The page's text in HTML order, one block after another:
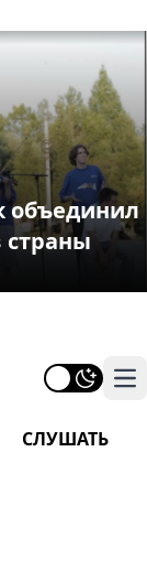
объединил
СЛУШАТЬ